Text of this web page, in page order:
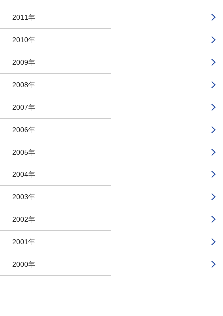
2011年
2010年
2009年
2008年
2007年
2006年
2005年
2004年
2003年
2002年
2001年
2000年